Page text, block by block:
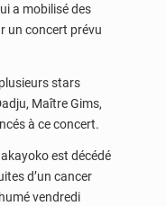
a mobilisé des
un concert prévu
stars
Maître Gims,
à ce concert.
est décédé
d’un cancer
vendredi